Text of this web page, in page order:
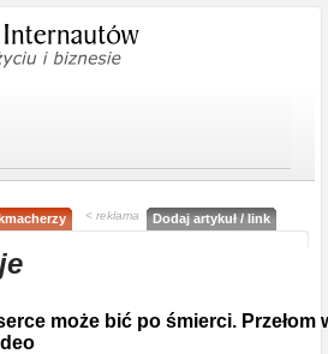
< reklama Dodaj artykuł / link
może bić po śmierci. Przełom